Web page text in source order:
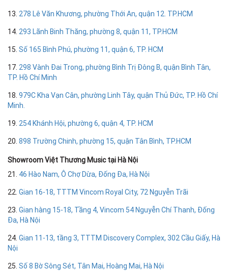
13. 278 Lê Văn Khương, phường Thới An, quận 12. TP.HCM
14. 293 Lãnh Binh Thăng, phường 8, quận 11, TP.HCM
15. Số 165 Bình Phú, phường 11, quận 6, TP. HCM
17. 298 Vành Đai Trong, phường Bình Trị Đông B, quận Bình Tân,
TP. Hồ Chí Minh
18. 979C Kha Vạn Cân, phường Linh Tây, quận Thủ Đức, TP. Hồ Chí
Minh.
19. 254 Khánh Hội, phường 6, quận 4, TP. HCM
20. 898 Trường Chinh, phường 15, quận Tân Bình, TP.HCM
Showroom Việt Thương Music tại Hà Nội
21. 46 Hào Nam, Ô Chợ Dừa, Đống Đa, Hà Nội
22. Gian 16-18, TTTM Vincom Royal City, 72 Nguyễn Trãi
23. Gian hàng 15-18, Tầng 4, Vincom 54 Nguyễn Chí Thanh, Đống
Đa, Hà Nội
24. Gian 11-13, tầng 3, TTTM Discovery Complex, 302 Cầu Giấy, Hà
Nội
25. Số 8 Bờ Sông Sét, Tân Mai, Hoàng Mai, Hà Nội